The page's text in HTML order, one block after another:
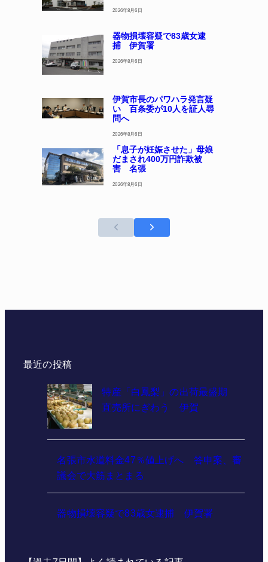
2026年8月6日
器物損壊容疑で83歳女逮
捕 伊賀署
2026年8月6日
伊賀市長のパワハラ発言疑
い 百条委が10人を証人尋
問へ
2026年8月6日
「息子が妊娠させた」母娘
だまされ400万円詐欺被
害 名張
2026年8月6日
最近の投稿
特産「白鳳梨」の出荷最盛期
直売所にぎわう 伊賀
名張市水道料金47％値上げへ 答申案、審
議会で大筋まとまる
器物損壊容疑で83歳女逮捕 伊賀署